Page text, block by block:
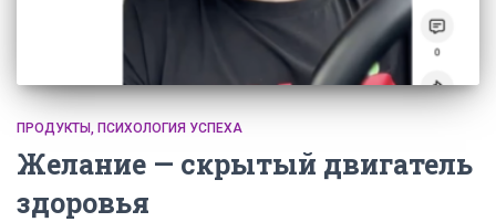
ПРОДУКТЫ ПСИХОЛОГИЯ УСПЕХА
Желание — скрытый двигатель
здоровья